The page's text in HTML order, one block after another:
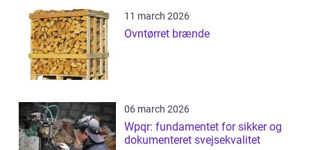
11 march 2026
Ovntørret brænde
06 march 2026
Wpqr: fundamentet for sikker og
dokumenteret svejsekvalitet